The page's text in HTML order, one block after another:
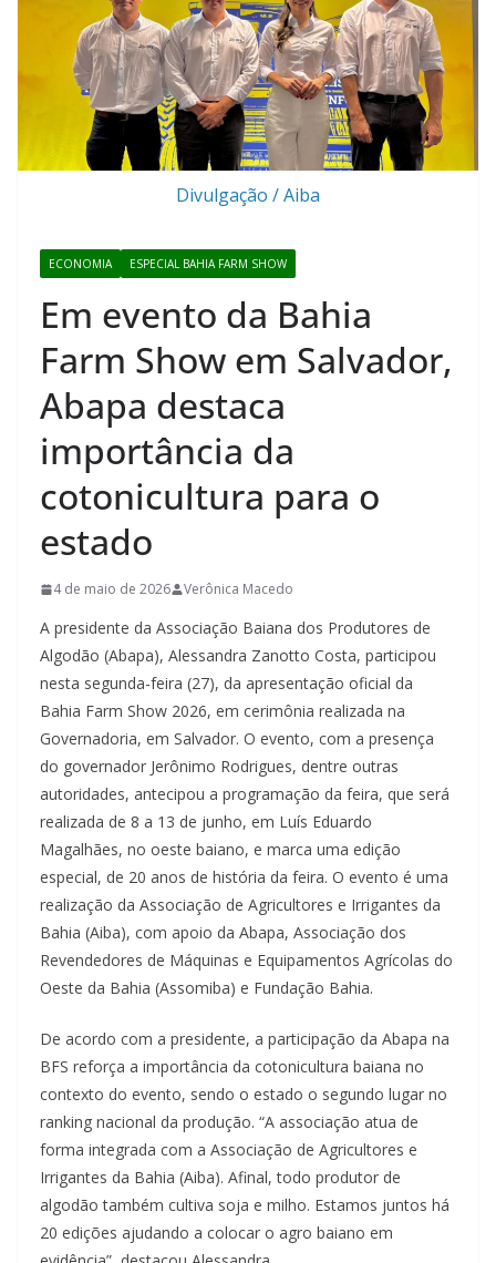
Divulgação / Aiba
ECONOMIA ESPECIAL BAHIA FARM SHOW
Em evento da Bahia
Farm Show em Salvador,
Abapa destaca
importância da
cotonicultura para o
estado
4 de maio de 2026 Verônica Macedo
A presidente da Associação Baiana dos Produtores de
Algodão (Abapa), Alessandra Zanotto Costa, participou
nesta segunda-feira (27), da apresentação oficial da
Bahia Farm Show 2026, em cerimônia realizada na
Governadoria, em Salvador. O evento, com a presença
do governador Jerônimo Rodrigues, dentre outras
autoridades, antecipou a programação da feira, que será
realizada de 8 a 13 de junho, em Luís Eduardo
Magalhães, no oeste baiano, e marca uma edição
especial, de 20 anos de história da feira. O evento é uma
realização da Associação de Agricultores e Irrigantes da
Bahia (Aiba), com apoio da Abapa, Associação dos
Revendedores de Máquinas e Equipamentos Agrícolas do
Oeste da Bahia (Assomiba) e Fundação Bahia.
De acordo com a presidente, a participação da Abapa na
BFS reforça a importância da cotonicultura baiana no
contexto do evento, sendo o estado o segundo lugar no
ranking nacional da produção. “A associação atua de
forma integrada com a Associação de Agricultores e
Irrigantes da Bahia (Aiba). Afinal, todo produtor de
algodão também cultiva soja e milho. Estamos juntos há
20 edições ajudando a colocar o agro baiano em